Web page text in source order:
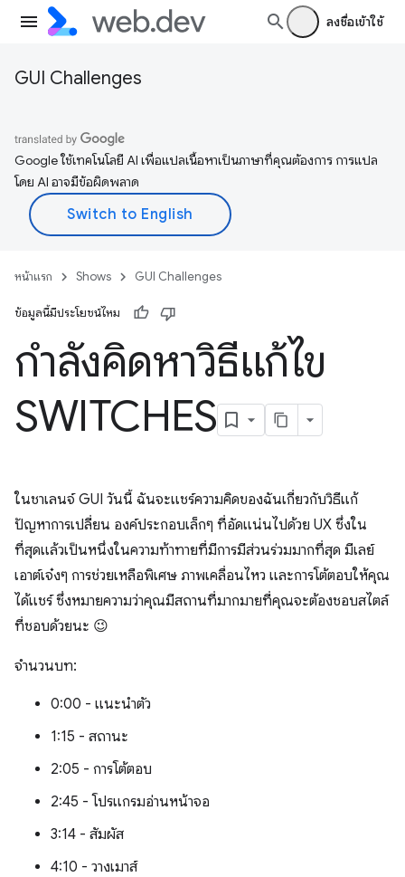
ลงชื่อเข้าใช้
GUI Challenges
Google ใช้เทคโนโลยี AI เพื่อแปลเนื้อหาเป็นภาษาที่คุณต้องการ การแปล
โดย AI อาจมีข้อผิดพลาด
หน้าแรก Shows GUI Challenges
ข้อมูลนี้มีประโยชน์ไหม
กำลังคิดหาวิธีแก้ไข
SWITCHES
ในชาเลนจ์ GUI วันนี้ ฉันจะแชร์ความคิดของฉันเกี่ยวกับวิธีแก้
ปัญหาการเปลี่ยน องค์ประกอบเล็กๆ ที่อัดแน่นไปด้วย UX ซึ่งใน
ที่สุดแล้วเป็นหนึ่งในความท้าทายที่มีการมีส่วนร่วมมากที่สุด มีเลย์
เอาต์เจ๋งๆ การช่วยเหลือพิเศษ ภาพเคลื่อนไหว และการโต้ตอบให้คุณ
ได้แชร์ ซึ่งหมายความว่าคุณมีสถานที่มากมายที่คุณจะต้องชอบสไตล์
ที่ชอบด้วยนะ 😉
จำนวนบท:
0:00 - แนะนำตัว
1:15 - สถานะ
2:05 - การโต้ตอบ
2:45 - โปรแกรมอ่านหน้าจอ
3:14 - สัมผัส
4:10 - วางเมาส์